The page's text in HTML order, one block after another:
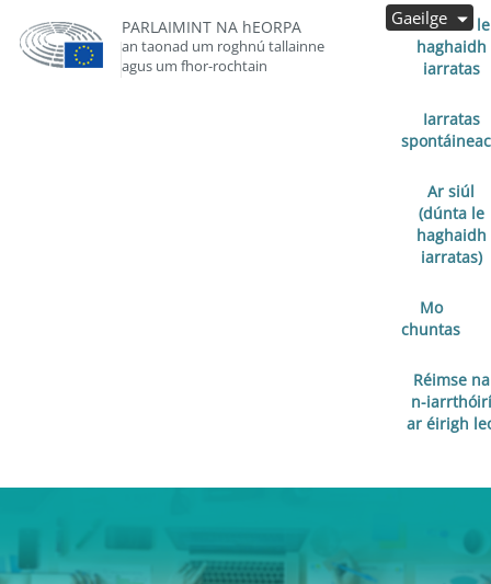
PARLAIMINT NA hEORPA
an taonad um roghnú tallainne
agus um fhor-rochtain
Oscailte le
haghaidh
iarratas
Iarratas
Ar siúl
(dúnta le
haghaidh
iarratas)
Mo
chuntas
Réimse na
n-iarrthóirí
ar éirigh
Gaeilge